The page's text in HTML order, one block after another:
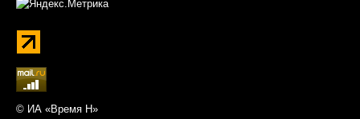
© ИА «Время Н»